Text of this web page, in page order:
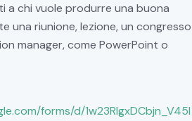
a chi vuole produrre una buona
una riunione, lezione, un congresso
manager, come PowerPoint o
forms/d/1w23RIgxDCbjn_V45l